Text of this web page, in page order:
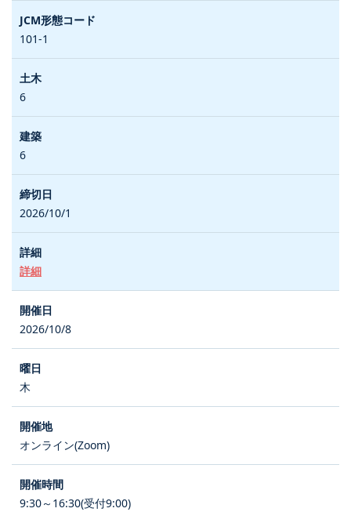
101-1
6
6
2026/10/1
詳細
2026/10/8
木
オンライン(Zoom)
9:30～16:30(受付9:00)